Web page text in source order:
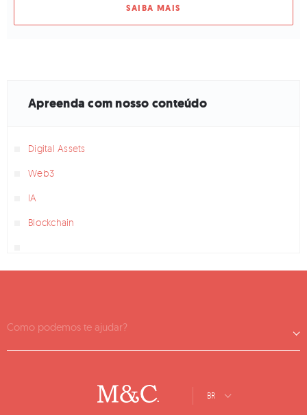
SAIBA MAIS
Apreenda com nosso conteúdo
Digital Assets
Web3
IA
Blockchain
Como podemos te ajudar?
BR